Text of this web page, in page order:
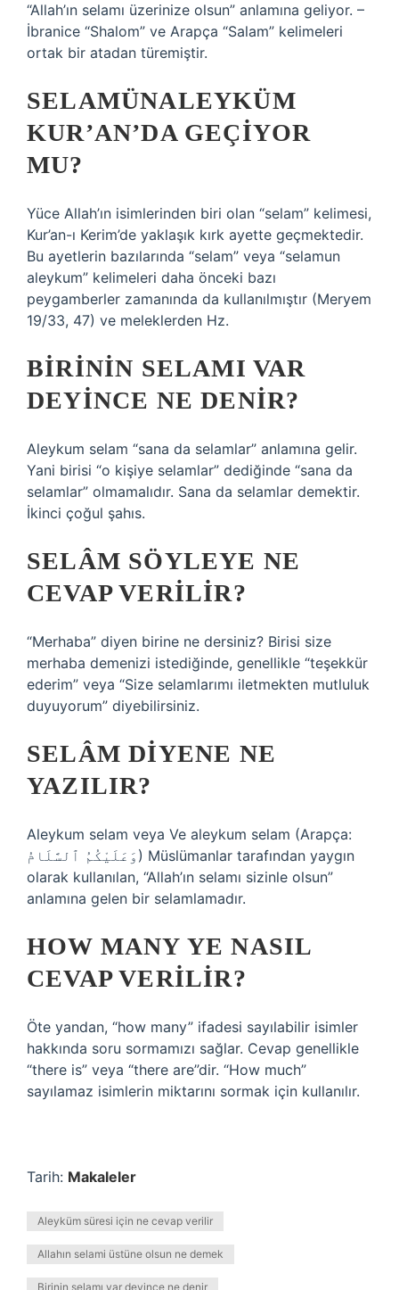
“Allah’ın selamı üzerinize olsun” anlamına geliyor. –
İbranice “Shalom” ve Arapça “Salam” kelimeleri
ortak bir atadan türemiştir.
SELAMÜNALEYKÜM
KUR’AN’DA GEÇIYOR
MU?
Yüce Allah’ın isimlerinden biri olan “selam” kelimesi,
Kur’an-ı Kerim’de yaklaşık kırk ayette geçmektedir.
Bu ayetlerin bazılarında “selam” veya “selamun
aleykum” kelimeleri daha önceki bazı
peygamberler zamanında da kullanılmıştır (Meryem
19/33, 47) ve meleklerden Hz.
BIRININ SELAMI VAR
DEYINCE NE DENIR?
Aleykum selam “sana da selamlar” anlamına gelir.
Yani birisi “o kişiye selamlar” dediğinde “sana da
selamlar” olmamalıdır. Sana da selamlar demektir.
İkinci çoğul şahıs.
SELÂM SÖYLEYE NE
CEVAP VERILIR?
“Merhaba” diyen birine ne dersiniz? Birisi size
merhaba demenizi istediğinde, genellikle “teşekkür
ederim” veya “Size selamlarımı iletmekten mutluluk
duyuyorum” diyebilirsiniz.
SELÂM DIYENE NE
YAZILIR?
Aleykum selam veya Ve aleykum selam (Arapça:
وَعَلَيْكُمُ ٱلسَّلَامُ) Müslümanlar tarafından yaygın
olarak kullanılan, “Allah’ın selamı sizinle olsun”
anlamına gelen bir selamlamadır.
HOW MANY YE NASIL
CEVAP VERILIR?
Öte yandan, “how many” ifadesi sayılabilir isimler
hakkında soru sormamızı sağlar. Cevap genellikle
“there is” veya “there are”dir. “How much”
sayılamaz isimlerin miktarını sormak için kullanılır.
Tarih: Makaleler
Aleyküm süresi için ne cevap verilir
Allahın selami üstüne olsun ne demek
Birinin selamı var deyince ne denir